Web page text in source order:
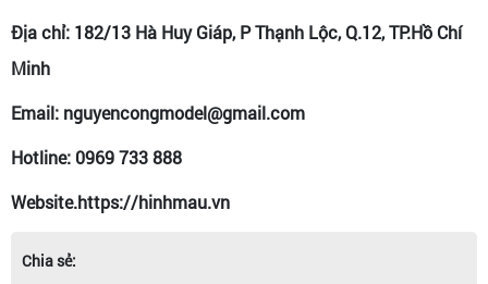
Địa chỉ: 182/13 Hà Huy Giáp, P Thạnh Lộc, Q.12, TP.Hồ Chí
Minh
Email: nguyencongmodel@gmail.com
Hotline: 0969 733 888
Website.https://hinhmau.vn
Chia sẻ: